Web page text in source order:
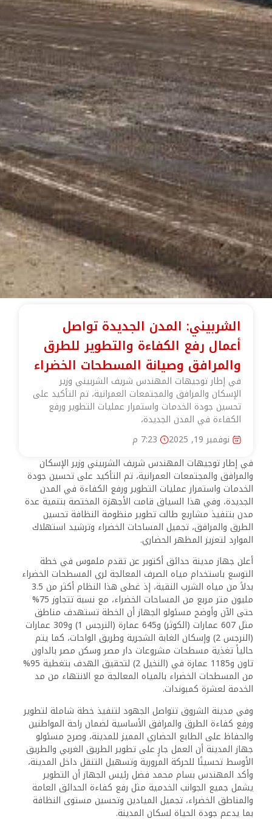
الشربيني: المدن الجديدة تواصل
أعمال رفع الكفاءة والتطوير للطرق
والمرافق وصيانة المسطحات الخضراء
في إطار توجيهات المهندس شريف الشربيني وزير
الإسكان والمرافق والمجتمعات العمرانية، تم التأكيد على
تحسين جودة الخدمات واستمرار عمليات التطوير ورفع
الكفاءة في المدن الجديدة،
نوفمبر 19, 2025
7:23 م
في إطار توجيهات المهندس شريف الشربيني وزير الإسكان
والمرافق والمجتمعات العمرانية، تم التأكيد على تحسين جودة
الخدمات واستمرار عمليات التطوير ورفع الكفاءة في المدن
الجديدة، وفي هذا السياق قامت الأجهزة المختصة بتنمية عدة
مدن بتنفيذ مشاريع طالت تطوير منظومة النظافة تحسين
الطرق والمرافق، تجميل المساحات الخضراء وترشيد استهلاك
الموارد لتعزيز المظهر الحضاري.
أعلن جهاز مدينة حدائق أكتوبر عن تقدم ملموس في خطة
التوسع باستخدام مياه الصرف المعالجة لري المسطحات الخضراء
بدلاً من مياه الشرب النقية، إذ غطى هذا النظام أكثر من 3.5
مليون متر مربع من المساحات الخضراء، مع نسبة تتجاوز 75%
حتى الآن وأوضح مسئولو الجهاز أن الخطة تستهدف مناطق
مثل 607 عمارات (الكوثر) و645 عمارة (النرجس 1) و309 عمارات
(النرجس 2) وإسكان الغابة الشجرية وطريق الواحات، كما يتم
حالياً تغذية مسطحات مشروعات دار مصر وسكن مصر بالداون
تاون و1185 عمارة في (النخيل 2) لتحقيق الهدف بتغطية 95%
من المسطحات الخضراء بالمياه المعالجة مع الانتهاء من مد
الخدمة لعشرة كمبوندات.
وفي مدينة الشروق تتواصل الجهود لتنفيذ خطة شاملة لتطوير
ورفع كفاءة الطرق والمرافق الأساسية لضمان راحة المواطنين
والحفاظ على الطابع الحضاري المميز للمدينة، وصرح مسئولو
جهاز المدينة أن العمل جارٍ على تطوير الطريق الغربي والطريق
الأوسط تحسينًا للحركة المرورية وتسهيل التنقل داخل المدينة،
وأكد المهندس بسام محمد فضل رئيس الجهاز أن التطوير
يشمل جميع الجوانب الخدمية مثل رفع كفاءة الحدائق العامة
والمناطق الخضراء، تجميل الميادين وتحسين مستوى النظافة
بما يدعم جودة الحياة لسكان المدينة.